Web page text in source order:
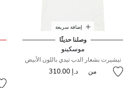
إضافة سريعة
وصلنا حديثًا
موسكينو
تيشيرت بشعار الدب تيدي باللون الأبيض
من د.إ 310.00